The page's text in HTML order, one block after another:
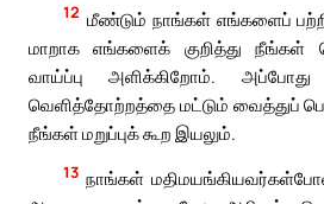
12 மீண்டும் நாங்கள் எங்களைப்
மாறாக எங்களைக் குறித்து நீங்கள்
வாய்ப்பு அளிக்கிறோம்.
வெளித்தோற்றத்தை மட்டும் வைத்துப்
நீங்கள் மறுப்புக் கூற இயலும்.
13 நாங்கள்